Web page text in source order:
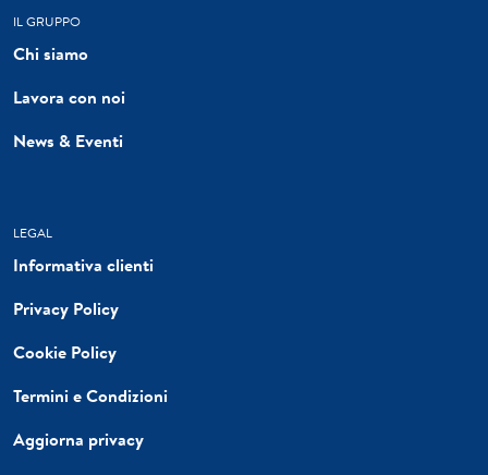
IL GRUPPO
Chi siamo
Lavora con noi
News & Eventi
LEGAL
Informativa clienti
Privacy Policy
Cookie Policy
Termini e Condizioni
Aggiorna privacy